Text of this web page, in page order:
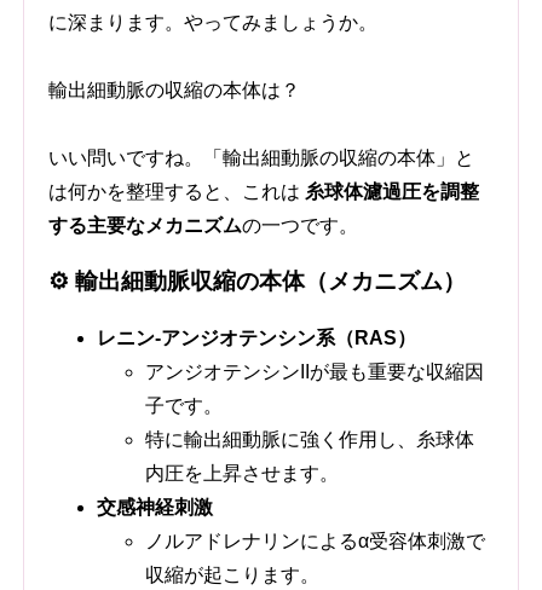
に深まります。やってみましょうか。
輸出細動脈の収縮の本体は？
いい問いですね。「輸出細動脈の収縮の本体」と
は何かを整理すると、これは 糸球体濾過圧を調整
する主要なメカニズムの一つです。
⚙️ 輸出細動脈収縮の本体（メカニズム）
レニン-アンジオテンシン系（RAS）
アンジオテンシンIIが最も重要な収縮因
子です。
特に輸出細動脈に強く作用し、糸球体
内圧を上昇させます。
交感神経刺激
ノルアドレナリンによるα受容体刺激で
収縮が起こります。